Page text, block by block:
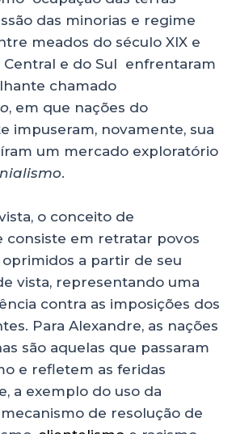
das minorias e regime
meados do século XIX e
Central e do Sul enfrentaram
chamado
, em que nações do
impuseram, novamente, sua
um mercado exploratório
.
o conceito de
consiste em retratar povos
a partir de seu
vista, representando uma
contra as imposições dos
Para Alexandre, as nações
são aquelas que passaram
e refletem as feridas
a exemplo do uso da
de resolução de